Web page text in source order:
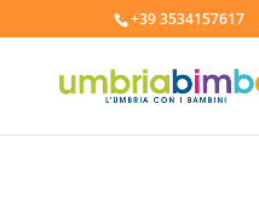
+39 3534157617